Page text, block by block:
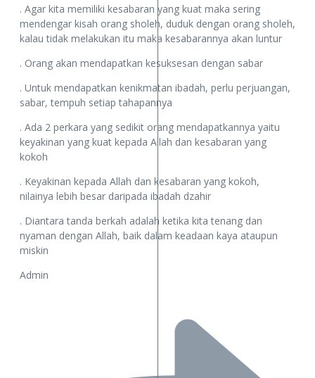
. Agar kita memiliki kesabaran yang kuat maka sering
mendengar kisah orang sholeh, duduk dengan orang sholeh,
kalau tidak melakukan itu maka kesabarannya akan luntur
. Orang akan mendapatkan kesuksesan dengan sabar
. Untuk mendapatkan kenikmatan ibadah, perlu perjuangan,
sabar, tempuh setiap tahapannya
. Ada 2 perkara yang sedikit orang mendapatkannya yaitu
keyakinan yang kuat kepada Allah dan kesabaran yang
kokoh
. Keyakinan kepada Allah dan kesabaran yang kokoh,
nilainya lebih besar daripada ibadah dzahir
. Diantara tanda berkah adalah ketika kita tenang dan
nyaman dengan Allah, baik dalam keadaan kaya ataupun
miskin
Admin